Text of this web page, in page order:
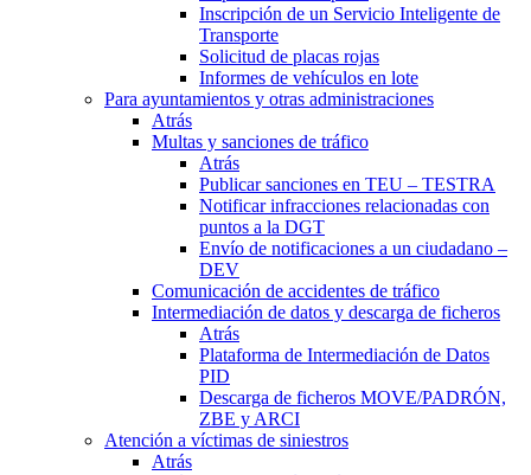
Inscripción de un Servicio Inteligente de
Transporte
Solicitud de placas rojas
Informes de vehículos en lote
Para ayuntamientos y otras administraciones
Atrás
Multas y sanciones de tráfico
Atrás
Publicar sanciones en TEU – TESTRA
Notificar infracciones relacionadas con
puntos a la DGT
Envío de notificaciones a un ciudadano –
DEV
Comunicación de accidentes de tráfico
Intermediación de datos y descarga de ficheros
Atrás
Plataforma de Intermediación de Datos
PID
Descarga de ficheros MOVE/PADRÓN,
ZBE y ARCI
Atención a víctimas de siniestros
Atrás